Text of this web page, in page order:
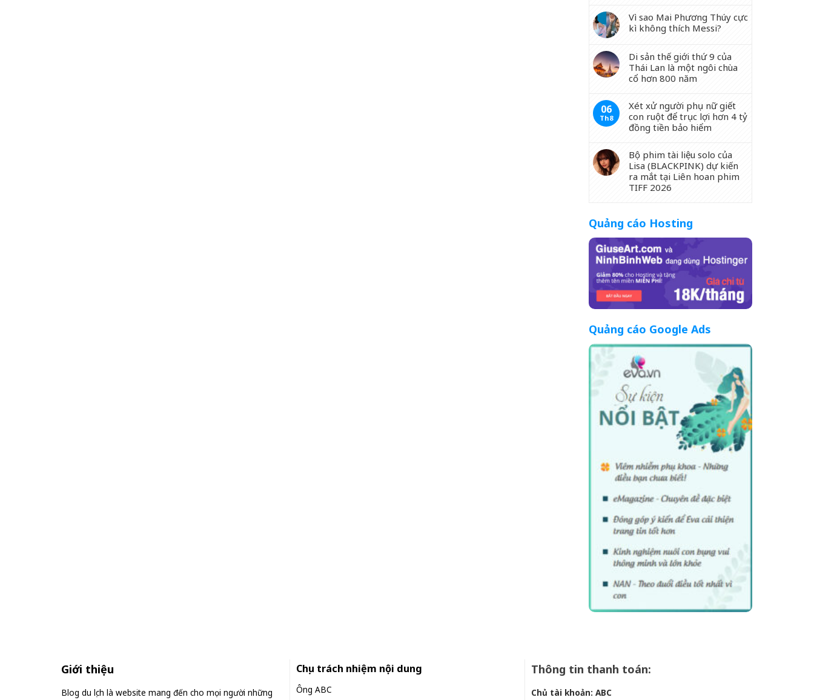
Vì sao Mai Phương Thúy cực
kì không thích Messi?
Di sản thế giới thứ 9 của
Thái Lan là một ngôi chùa
cổ hơn 800 năm
06
Th8
Xét xử người phụ nữ giết
con ruột để trục lợi hơn 4 tỷ
đồng tiền bảo hiểm
Bộ phim tài liệu solo của
Lisa (BLACKPINK) dự kiến
ra mắt tại Liên hoan phim
TIFF 2026
Quảng cáo Hosting
Quảng cáo Google Ads
Giới thiệu
Blog du lịch là website mang đến cho mọi người những
Chịu trách nhiệm nội dung
Ông ABC
Thông tin thanh toán:
Chủ tài khoản: ABC